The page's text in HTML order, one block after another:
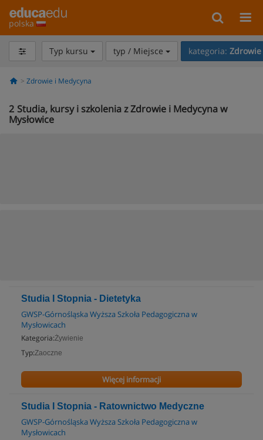
polska
Typ kursu typ / Miejsce kategoria:
Zdrowie i Medycyna
2 Studia, kursy i szkolenia z Zdrowie i Medycyna w
Mysłowice
Studia I Stopnia - Dietetyka
GWSP-Górnośląska Wyższa Szkoła Pedagogiczna w
Mysłowicach
Kategoria:Żywienie
Typ:Zaoczne
Więcej informacji
Studia I Stopnia - Ratownictwo Medyczne
GWSP-Górnośląska Wyższa Szkoła Pedagogiczna w
Mysłowicach